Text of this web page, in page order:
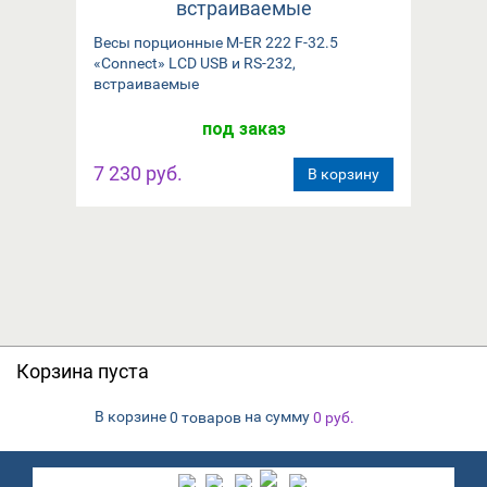
Весы порционные M-ER 222 F-32.5
«Connect»​​ LCD USB и RS-232,
встраиваемые
под заказ
7 230 руб. В корзину
Корзина пуста
В корзине0 товаров на сумму0 руб.